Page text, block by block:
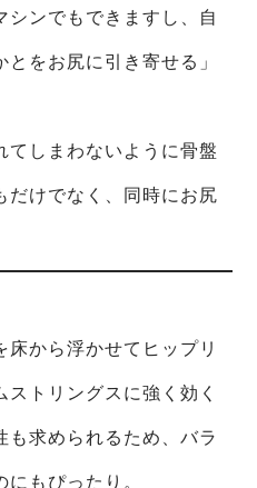
シンでもできますし、自
をお尻に引き寄せる」
てしまわないように骨盤
だけでなく、同時にお尻
から浮かせてヒップリ
トリングスに強く効く
も求められるため、バラ
もぴったり。